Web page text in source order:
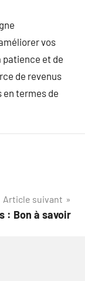
vos
patience et de
de revenus
en termes de
Article suivant
: Bon à savoir